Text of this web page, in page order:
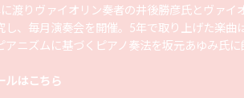
渡りヴァイオリン奏者の井後勝彦氏とヴァイ
し、毎月演奏会を開催。5年で取り上げた楽曲
アニズムに基づくピアノ奏法を坂元あゆみ氏に
ルはこちら